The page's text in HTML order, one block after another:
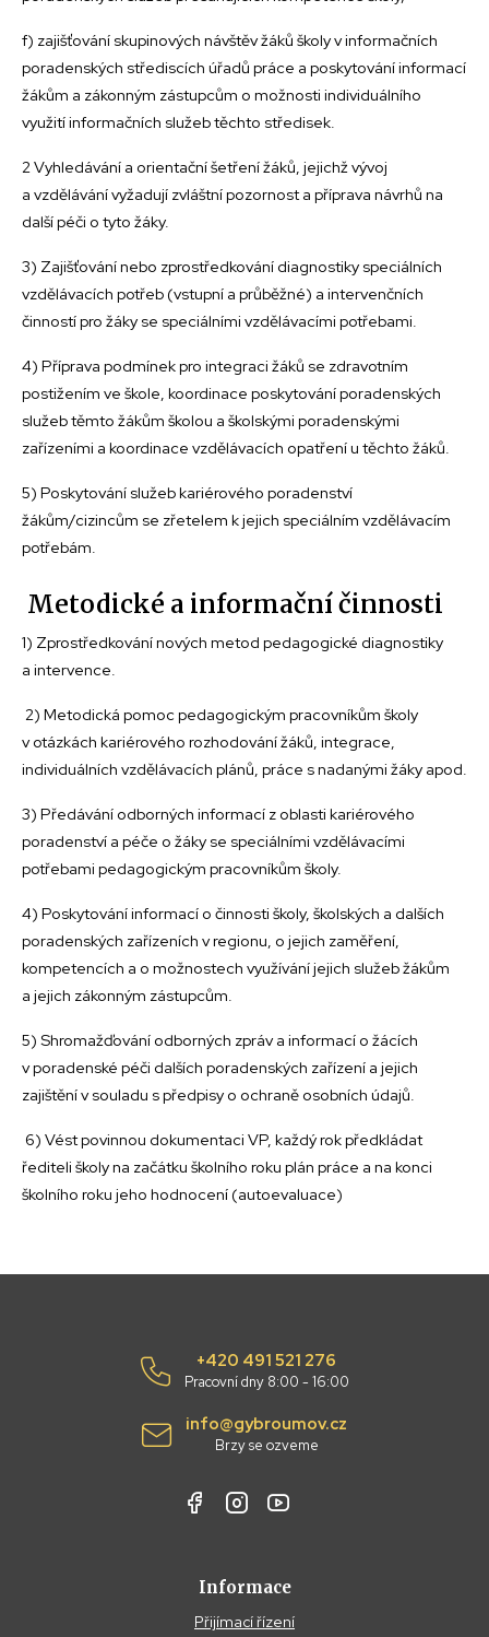
f) zajišťování skupinových návštěv žáků školy v informačních
poradenských střediscích úřadů práce a poskytování informací
žákům a zákonným zástupcům o možnosti individuálního
využití informačních služeb těchto středisek.
2 Vyhledávání a orientační šetření žáků, jejichž vývoj
a vzdělávání vyžadují zvláštní pozornost a příprava návrhů na
další péči o tyto žáky.
3) Zajišťování nebo zprostředkování diagnostiky speciálních
vzdělávacích potřeb (vstupní a průběžné) a intervenčních
činností pro žáky se speciálními vzdělávacími potřebami.
4) Příprava podmínek pro integraci žáků se zdravotním
postižením ve škole, koordinace poskytování poradenských
služeb těmto žákům školou a školskými poradenskými
zařízeními a koordinace vzdělávacích opatření u těchto žáků.
5) Poskytování služeb kariérového poradenství
žákům/cizincům se zřetelem k jejich speciálním vzdělávacím
potřebám.
Metodické a informační činnosti
1) Zprostředkování nových metod pedagogické diagnostiky
a intervence.
2) Metodická pomoc pedagogickým pracovníkům školy
v otázkách kariérového rozhodování žáků, integrace,
individuálních vzdělávacích plánů, práce s nadanými žáky apod.
3) Předávání odborných informací z oblasti kariérového
poradenství a péče o žáky se speciálními vzdělávacími
potřebami pedagogickým pracovníkům školy.
4) Poskytování informací o činnosti školy, školských a dalších
poradenských zařízeních v regionu, o jejich zaměření,
kompetencích a o možnostech využívání jejich služeb žákům
a jejich zákonným zástupcům.
5) Shromažďování odborných zpráv a informací o žácích
v poradenské péči dalších poradenských zařízení a jejich
zajištění v souladu s předpisy o ochraně osobních údajů.
6) Vést povinnou dokumentaci VP, každý rok předkládat
řediteli školy na začátku školního roku plán práce a na konci
školního roku jeho hodnocení (autoevaluace)
+420 491 521 276
Pracovní dny 8:00 - 16:00
info@gybroumov.cz
Brzy se ozveme
Informace
Přijímací řízení